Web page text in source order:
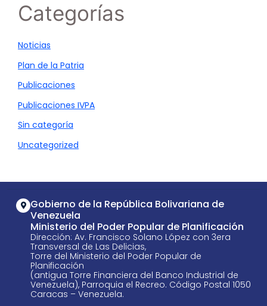
Categorías
Noticias
Plan de la Patria
Publicaciones
Publicaciones IVPA
Sin categoría
Uncategorized
Gobierno de la República Bolivariana de
Venezuela
Ministerio del Poder Popular de Planificación
Dirección: Av. Francisco Solano López con 3era
Transversal de Las Delicias,
Torre del Ministerio del Poder Popular de
Planificación
(antigua Torre Financiera del Banco Industrial de
Venezuela), Parroquia el Recreo. Código Postal 1050
Caracas – Venezuela.